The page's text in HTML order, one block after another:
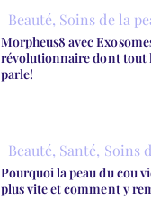
Beauté, Soins de la
Morpheus8 avec
révolutionnaire dont tout
parle!
Beauté, Santé, Soins
Pourquoi la peau du cou
plus vite et comment y